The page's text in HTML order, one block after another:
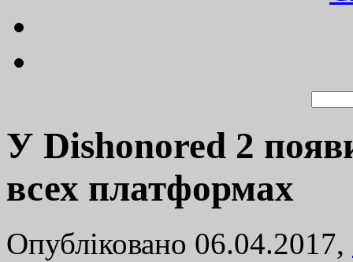
У Dishonored 2
всех платформах
Опубліковано 06.04.2017,